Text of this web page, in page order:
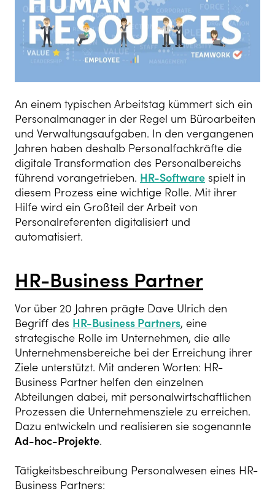
An einem typischen Arbeitstag kümmert sich ein
Personalmanager in der Regel um Büroarbeiten
und Verwaltungsaufgaben. In den vergangenen
Jahren haben deshalb Personalfachkräfte die
digitale Transformation des Personalbereichs
führend vorangetrieben. HR-Software spielt in
diesem Prozess eine wichtige Rolle. Mit ihrer
Hilfe wird ein Großteil der Arbeit von
Personalreferenten digitalisiert und
automatisiert.
HR-Business Partner
Vor über 20 Jahren prägte Dave Ulrich den
Begriff des HR-Business Partners, eine
strategische Rolle im Unternehmen, die alle
Unternehmensbereiche bei der Erreichung ihrer
Ziele unterstützt. Mit anderen Worten: HR-
Business Partner helfen den einzelnen
Abteilungen dabei, mit personalwirtschaftlichen
Prozessen die Unternehmensziele zu erreichen.
Dazu entwickeln und realisieren sie sogenannte
Ad-hoc-Projekte.
Tätigkeitsbeschreibung Personalwesen eines HR-
Business Partners: